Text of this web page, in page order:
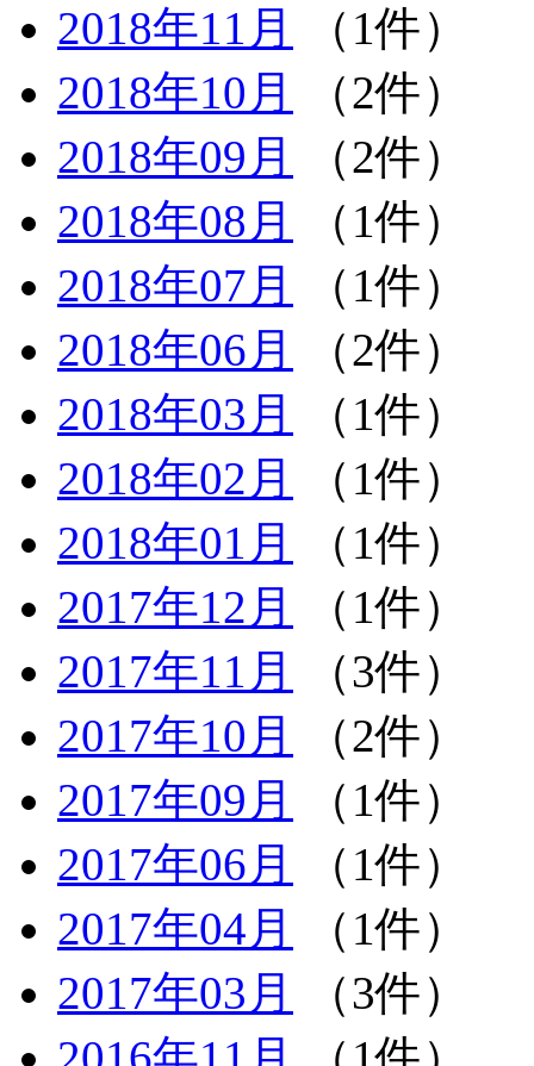
2018年11月
（1件）
2018年10月
（2件）
2018年09月
（2件）
2018年08月
（1件）
2018年07月
（1件）
2018年06月
（2件）
2018年03月
（1件）
2018年02月
（1件）
2018年01月
（1件）
2017年12月
（1件）
2017年11月
（3件）
2017年10月
（2件）
2017年09月
（1件）
2017年06月
（1件）
2017年04月
（1件）
2017年03月
（3件）